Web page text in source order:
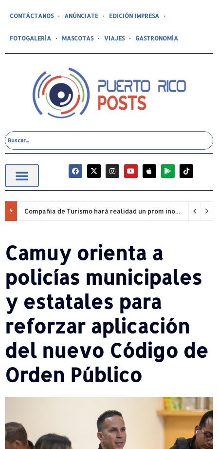
CONTÁCTANOS ANÚNCIATE EDICIÓN IMPRESA
FOTOGALERÍA MASCOTAS VIAJES GASTRONOMÍA
Compañía de Turismo hará realidad un prom inolvidable junto a Jowell para estudiantes de la Escuela Gabriela Mistral
Camuy orienta a
policías municipales
y estatales para
reforzar aplicación
del nuevo Código de
Orden Público